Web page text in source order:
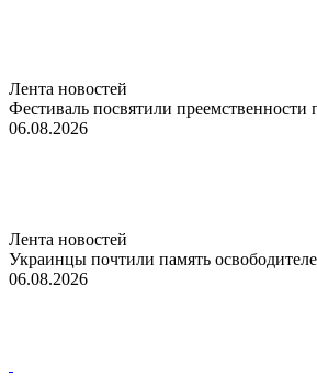
Лента новостей
Фестиваль посвятили преемственности
06.08.2026
Лента новостей
Украинцы почтили память
06.08.2026